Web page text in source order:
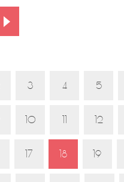
3 4 5
10 12
17 18 19